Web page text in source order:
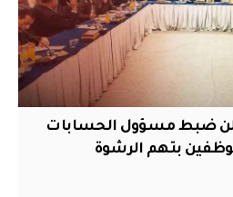
ضبط مسؤول الحسابات
بتهم الرشوة